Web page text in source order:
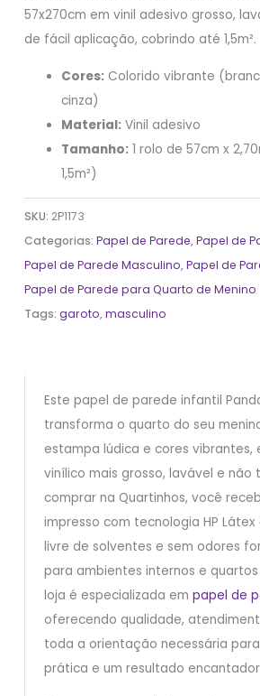
57x270cm em vinil adesivo grosso,
de fácil aplicação, cobrindo até 1,5m².
Cores: Colorido vibrante
cinza)
Material: Vinil adesivo
Tamanho: 1 rolo de 57cm x
1,5m²)
SKU: 2P1173
Categorias:Papel de Parede,Papel de
Papel de Parede Masculino,Papel de
Papel de Parede para Quarto de Menino
Tags:garoto,masculino
Este papel de parede infantil
transforma o quarto do seu
estampa lúdica e cores vibrantes,
vinílico mais grosso, lavável e não
comprar na Quartinhos, você
impresso com tecnologia HP
livre de solventes e sem odores
para ambientes internos e quartos
loja é especializada em papel de
oferecendo qualidade,
toda a orientação necessária
prática e um resultado